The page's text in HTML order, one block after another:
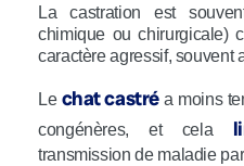
La castration est
chimique ou chirurgicale)
caractère agressif, souvent
Le chat castré a moins
congénères, et cela
transmission de maladie